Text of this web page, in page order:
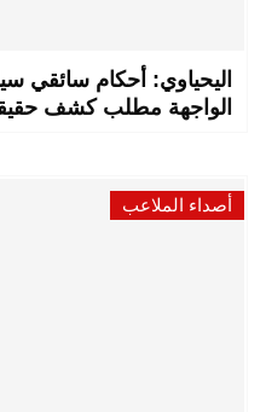
اليحياوي: أحكام سائقي
الواجهة مطلب كشف
أصداء الملاعب